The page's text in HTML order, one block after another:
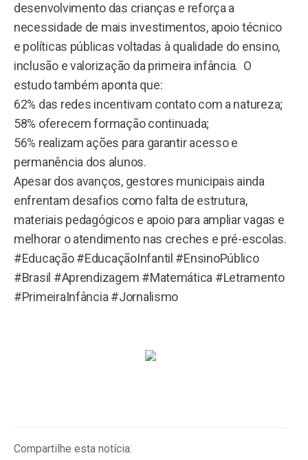
desenvolvimento das crianças e reforça a
necessidade de mais investimentos, apoio técnico
e políticas públicas voltadas à qualidade do ensino,
inclusão e valorização da primeira infância. O
estudo também aponta que:
62% das redes incentivam contato com a natureza;
58% oferecem formação continuada;
56% realizam ações para garantir acesso e
permanência dos alunos.
Apesar dos avanços, gestores municipais ainda
enfrentam desafios como falta de estrutura,
materiais pedagógicos e apoio para ampliar vagas e
melhorar o atendimento nas creches e pré-escolas.
#Educação #EducaçãoInfantil #EnsinoPúblico
#Brasil #Aprendizagem #Matemática #Letramento
#PrimeiraInfância #Jornalismo
Compartilhe esta notícia: